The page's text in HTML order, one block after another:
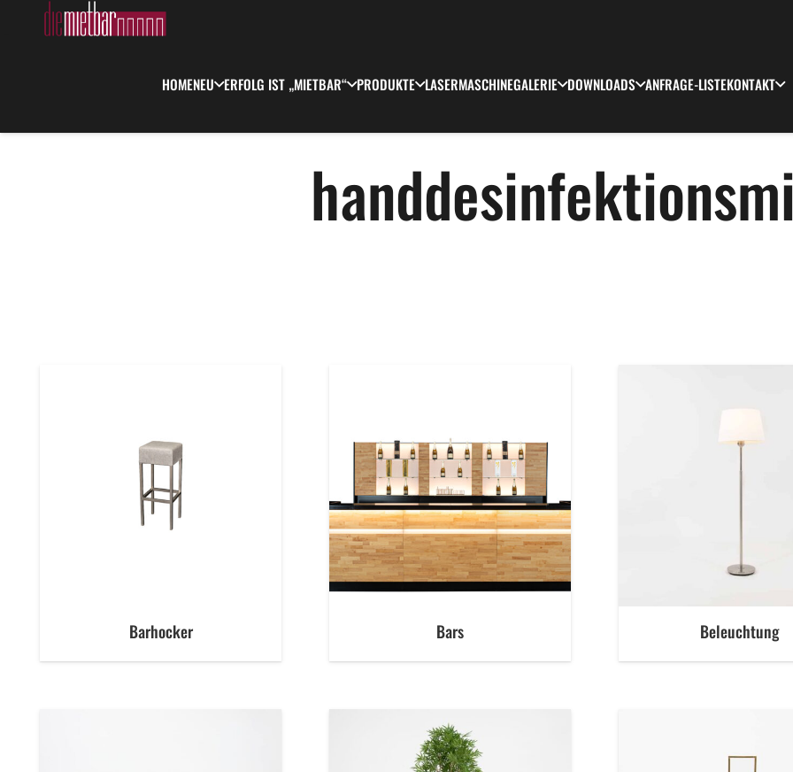
HOMENEU ERFOLG IST „MIETBAR“ PRODUKTE LASERMASCHINEGALERIE DOWNLOADS ANFRAGE-LISTEKONTAKT
Barhocker Bars Beleuchtung